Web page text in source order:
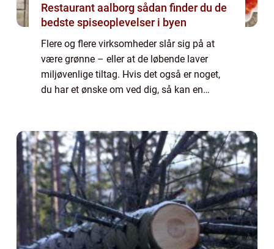
Restaurant aalborg sådan finder du de
bedste spiseoplevelser i byen
Flere og flere virksomheder slår sig på at
være grønne – eller at de løbende laver
miljøvenlige tiltag. Hvis det også er noget,
du har et ønske om ved dig, så kan en